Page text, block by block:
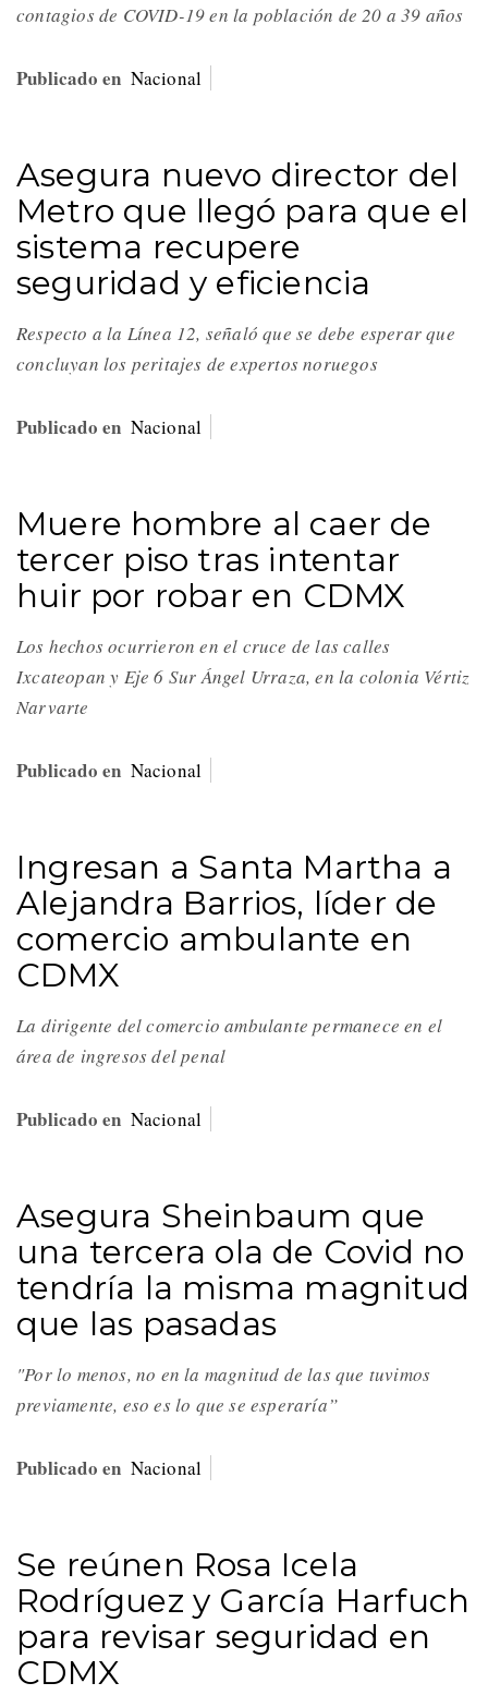
contagios de COVID-19 en la población de 20 a 39 años
Publicado en Nacional
Asegura nuevo director del
Metro que llegó para que el
sistema recupere
seguridad y eficiencia
Respecto a la Línea 12, señaló que se debe esperar que
concluyan los peritajes de expertos noruegos
Publicado en Nacional
Muere hombre al caer de
tercer piso tras intentar
huir por robar en CDMX
Los hechos ocurrieron en el cruce de las calles
Ixcateopan y Eje 6 Sur Ángel Urraza, en la colonia Vértiz
Narvarte
Publicado en Nacional
Ingresan a Santa Martha a
Alejandra Barrios, líder de
comercio ambulante en
CDMX
La dirigente del comercio ambulante permanece en el
área de ingresos del penal
Publicado en Nacional
Asegura Sheinbaum que
una tercera ola de Covid no
tendría la misma magnitud
que las pasadas
"Por lo menos, no en la magnitud de las que tuvimos
previamente, eso es lo que se esperaría”
Publicado en Nacional
Se reúnen Rosa Icela
Rodríguez y García Harfuch
para revisar seguridad en
CDMX